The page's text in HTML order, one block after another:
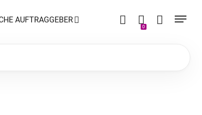
AUFTRAGGEBER
0